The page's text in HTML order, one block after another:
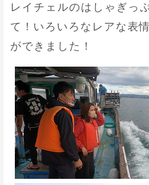
レイチェルのはしゃぎっ
て！いろいろなレアな表
ができました！